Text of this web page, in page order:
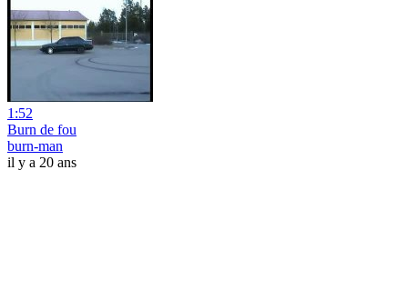
1:52
Burn de fou
burn-man
il y a 20 ans